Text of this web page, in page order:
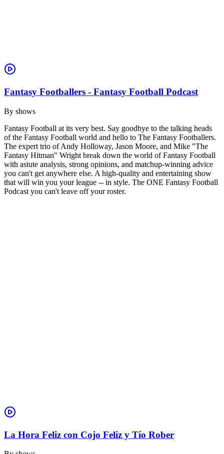
Fantasy Footballers - Fantasy Football Podcast
By shows
Fantasy Football at its very best. Say goodbye to the talking heads
of the Fantasy Football world and hello to The Fantasy Footballers.
The expert trio of Andy Holloway, Jason Moore, and Mike "The
Fantasy Hitman" Wright break down the world of Fantasy Football
with astute analysis, strong opinions, and matchup-winning advice
you can't get anywhere else. A high-quality and entertaining show
that will win you your league -- in style. The ONE Fantasy Football
Podcast you can't leave off your roster.
La Hora Feliz con Cojo Feliz y Tío Rober